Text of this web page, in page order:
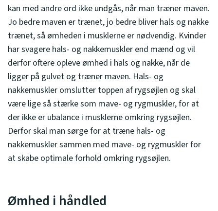
kan med andre ord ikke undgås, når man træner maven.
Jo bedre maven er trænet, jo bedre bliver hals og nakke
trænet, så ømheden i musklerne er nødvendig. Kvinder
har svagere hals- og nakkemuskler end mænd og vil
derfor oftere opleve ømhed i hals og nakke, når de
ligger på gulvet og træner maven. Hals- og
nakkemuskler omslutter toppen af rygsøjlen og skal
være lige så stærke som mave- og rygmuskler, for at
der ikke er ubalance i musklerne omkring rygsøjlen.
Derfor skal man sørge for at træne hals- og
nakkemuskler sammen med mave- og rygmuskler for
at skabe optimale forhold omkring rygsøjlen.
Ømhed i håndled